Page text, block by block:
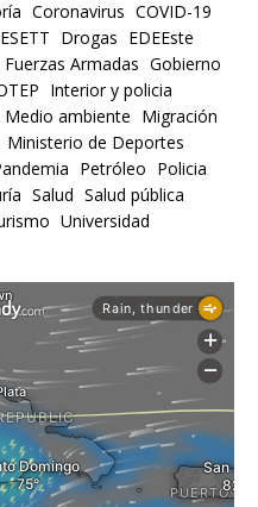
Coronavirus COVID-19
Drogas EDEEste
Fuerzas Armadas Gobierno
Interior y policia
Medio ambiente Migración
Ministerio de Deportes
Petróleo Policia
Salud Salud pública
Universidad